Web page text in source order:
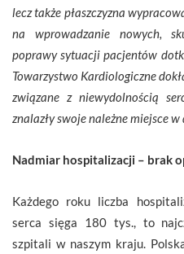
lecz także płaszczyzna
na wprowadzanie nowych,
poprawy sytuacji pacjentów
Towarzystwo Kardiologiczne
związane z niewydolnością
znalazły swoje należne miejsce
Nadmiar hospitalizacji – brak
Każdego roku liczba
serca sięga 180 tys., to
szpitali w naszym kraju.